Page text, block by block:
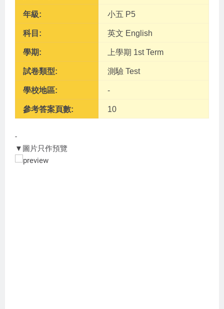
年級: 小五 P5
科目: 英文 English
學期: 上學期 1st Term
試卷類型: 測驗 Test
學校地區: -
參考答案頁數: 10
-
▼圖片只作預覽